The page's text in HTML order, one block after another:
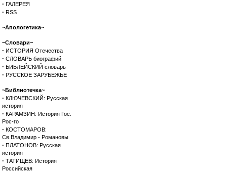
· ГАЛЕРЕЯ
· RSS
~Апологетика~
~Словари~
· ИСТОРИЯ Отечества
· СЛОВАРЬ биографий
· БИБЛЕЙСКИЙ словарь
· РУССКОЕ ЗАРУБЕЖЬЕ
~Библиотечка~
· КЛЮЧЕВСКИЙ: Русская
история
· КАРАМЗИН: История Гос.
Рос-го
· КОСТОМАРОВ:
Св.Владимир - Романовы
· ПЛАТОНОВ: Русская
история
· ТАТИЩЕВ: История
Российская